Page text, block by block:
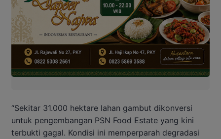
“Sekitar 31.000 hektare lahan gambut dikonversi
untuk pengembangan PSN Food Estate yang kini
terbukti gagal. Kondisi ini memperparah degradasi